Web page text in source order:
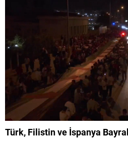
Türk, Filistin ve İspanya